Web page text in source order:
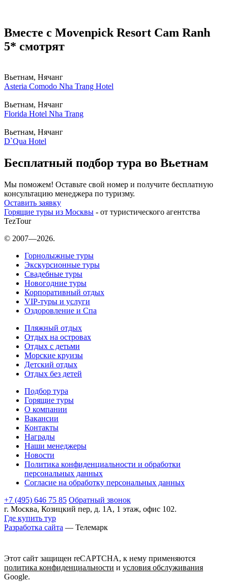
Вместе с Movenpick Resort Cam Ranh
5* смотрят
Вьетнам, Нячанг
Asteria Comodo Nha Trang Hotel
Вьетнам, Нячанг
Florida Hotel Nha Trang
Вьетнам, Нячанг
D`Qua Hotel
Бесплатный подбор тура во Вьетнам
Мы поможем! Оставьте свой номер и получите бесплатную
консультацию менеджера по туризму.
Оставить заявку
Горящие туры из Москвы - от туристического агентства
TezTour
© 2007—2026.
Горнолыжные туры
Экскурсионные туры
Свадебные туры
Новогодние туры
Корпоративный отдых
VIP-туры и услуги
Оздоровление и Спа
Пляжный отдых
Отдых на островах
Отдых с детьми
Морские круизы
Детский отдых
Отдых без детей
Подбор тура
Горящие туры
О компании
Вакансии
Контакты
Награды
Наши менеджеры
Новости
Политика конфиденциальности и обработки
персональных данных
Согласие на обработку персональных данных
+7 (495) 646 75 85 Обратный звонок
г. Москва, Козицкий пер, д. 1А, 1 этаж, офис 102.
Где купить тур
Разработка сайта — Телемарк
Этот сайт защищен reCAPTCHA, к нему применяются
политика конфиденциальности и условия обслуживания
Google.